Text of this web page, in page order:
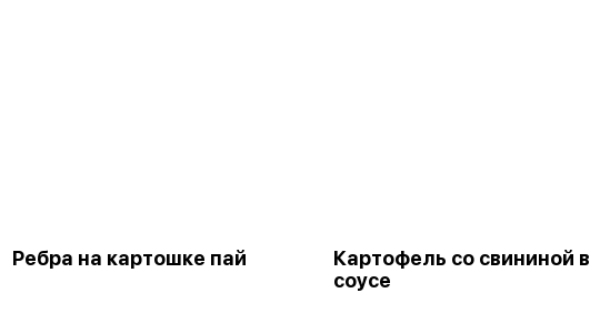
Ребра на картошке пай
Картофель со свининой в
соусе